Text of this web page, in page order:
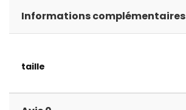
Informations complémentaires
taille